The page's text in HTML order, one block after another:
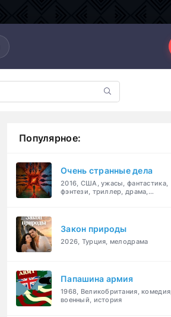
Популярное:
Очень странные дела
2016, США, ужасы, фантастика,
фэнтези, триллер, драма,
Закон природы
2026, Турция, мелодрама
Папашина армия
1968, Великобритания, комедия,
военный, история